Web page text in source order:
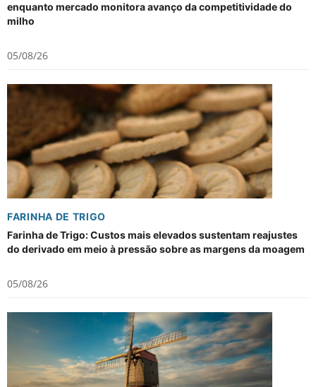
enquanto mercado monitora avanço da competitividade do
milho
05/08/26
FARINHA DE TRIGO
Farinha de Trigo: Custos mais elevados sustentam reajustes
do derivado em meio à pressão sobre as margens da moagem
05/08/26